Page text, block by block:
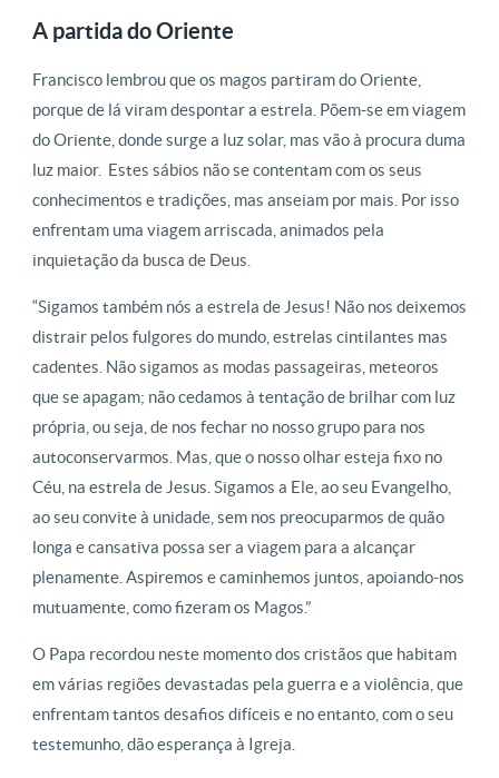
A partida do Oriente
Francisco lembrou que os magos partiram do Oriente,
porque de lá viram despontar a estrela. Põem-se em viagem
do Oriente, donde surge a luz solar, mas vão à procura duma
luz maior. Estes sábios não se contentam com os seus
conhecimentos e tradições, mas anseiam por mais. Por isso
enfrentam uma viagem arriscada, animados pela
inquietação da busca de Deus.
“Sigamos também nós a estrela de Jesus! Não nos deixemos
distrair pelos fulgores do mundo, estrelas cintilantes mas
cadentes. Não sigamos as modas passageiras, meteoros
que se apagam; não cedamos à tentação de brilhar com luz
própria, ou seja, de nos fechar no nosso grupo para nos
autoconservarmos. Mas, que o nosso olhar esteja fixo no
Céu, na estrela de Jesus. Sigamos a Ele, ao seu Evangelho,
ao seu convite à unidade, sem nos preocuparmos de quão
longa e cansativa possa ser a viagem para a alcançar
plenamente. Aspiremos e caminhemos juntos, apoiando-nos
mutuamente, como fizeram os Magos.”
O Papa recordou neste momento dos cristãos que habitam
em várias regiões devastadas pela guerra e a violência, que
enfrentam tantos desafios difíceis e no entanto, com o seu
testemunho, dão esperança à Igreja.